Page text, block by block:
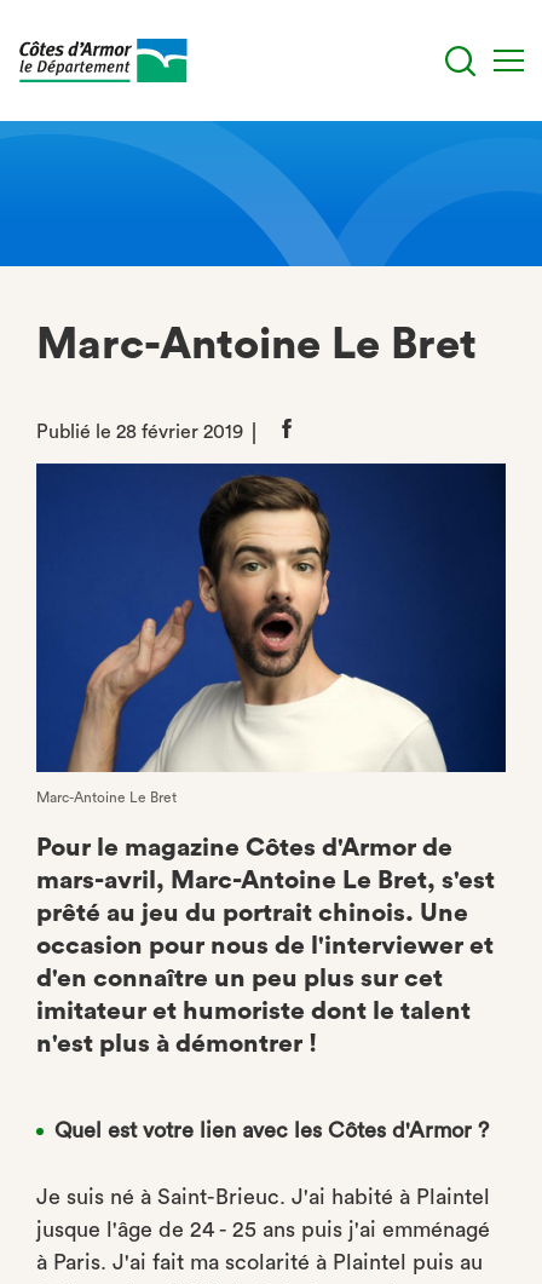
Marc-Antoine Le Bret
Publié le 28 février 2019
Partager
Facebook
Marc-Antoine Le Bret
Pour le magazine Côtes d'Armor de
mars-avril, Marc-Antoine Le Bret, s'est
prêté au jeu du portrait chinois. Une
occasion pour nous de l'interviewer et
d'en connaître un peu plus sur cet
imitateur et humoriste dont le talent
n'est plus à démontrer !
Quel est votre lien avec les Côtes d'Armor ?
Je suis né à Saint-Brieuc. J'ai habité à Plaintel
jusque l'âge de 24 - 25 ans puis j'ai emménagé
à Paris. J'ai fait ma scolarité à Plaintel puis au